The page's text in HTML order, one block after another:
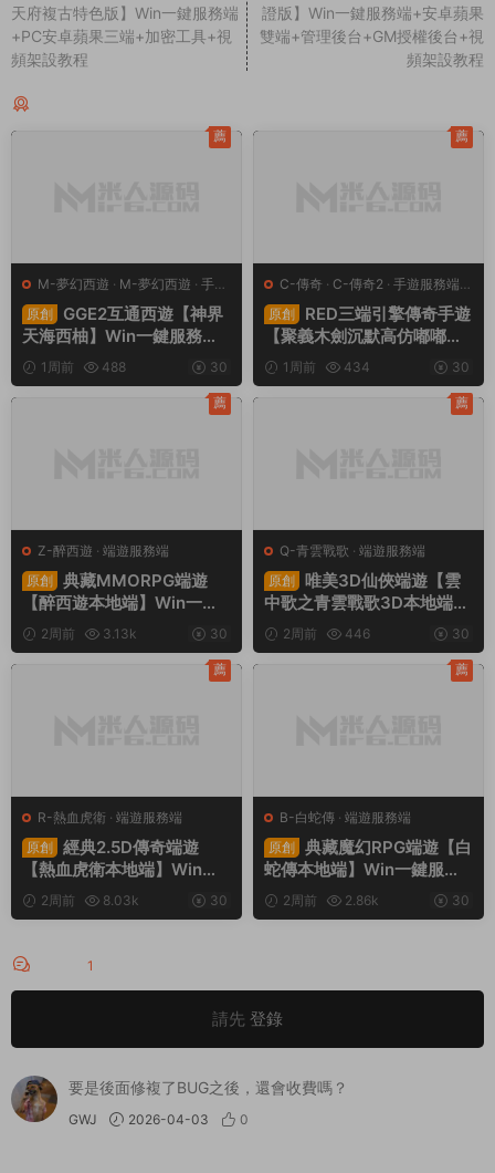
天府複古特色版】Win一鍵服務端
+PC安卓蘋果三端+加密工具+視
頻架設教程
證版】Win一鍵服務端+安卓蘋果
雙端+管理後台+GM授權後台+視
頻架設教程
M-夢幻西遊 · M-夢幻西遊 · 手遊
服務端 · 端遊服務端
原創
GGE2互通西遊【神界
天海西柚】Win一鍵服務端
+安卓蘋果PC三端+内置GM
工具+全套源碼+視頻架設教
1周前 488 30
薦
C-傳奇 · C-傳奇2 · 手遊服務端·
端遊服務端
原創
RED三端引擎傳奇手遊
【聚義木劍沉默高仿嘟嘟沉
默】Win一鍵服務端+安卓蘋
果PC三端+視頻架設教程
1周前 434 30
薦
Z-醉西遊 · 端遊服務端
原創
典藏MMORPG端遊
【醉西遊本地端】Win一鍵
服務端+PC客戶端+GM後台
+視頻架設教程
2周前 3.13k 30
薦
Q-青雲戰歌 · 端遊服務端
原創
唯美3D仙俠端遊【雲
中歌之青雲戰歌3D本地端】
Win一鍵服務端+PC客戶端+
GM工具+視頻架設教程
2周前 446 30
薦
R-熱血虎衛 · 端遊服務端
原創
經典2.5D傳奇端遊
【熱血虎衛本地端】Win一
鍵服務端+PC客戶端+視頻
架設教程
2周前 8.03k 30
薦
B-白蛇傳 · 端遊服務端
原創
典藏魔幻RPG端遊【白
蛇傳本地端】Win一鍵服務
端+PC客戶端+GM工具+視
頻架設教程
2周前 2.86k 30
薦
1
請先 登錄
要是後面修複了BUG之後，還會收費嗎？
GWJ 2026-04-03 0